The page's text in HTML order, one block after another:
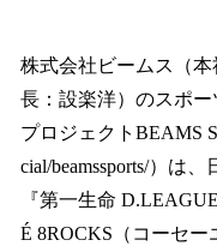
！
読
み
込
み
中
株式会社ビームス（
長：設楽洋）のスポ
プロジェクトBEAMS
cial/beamssports/）は
『第一生命
É 8ROCKS（コーセー